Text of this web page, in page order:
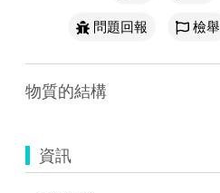
問題回報
檢舉
資訊